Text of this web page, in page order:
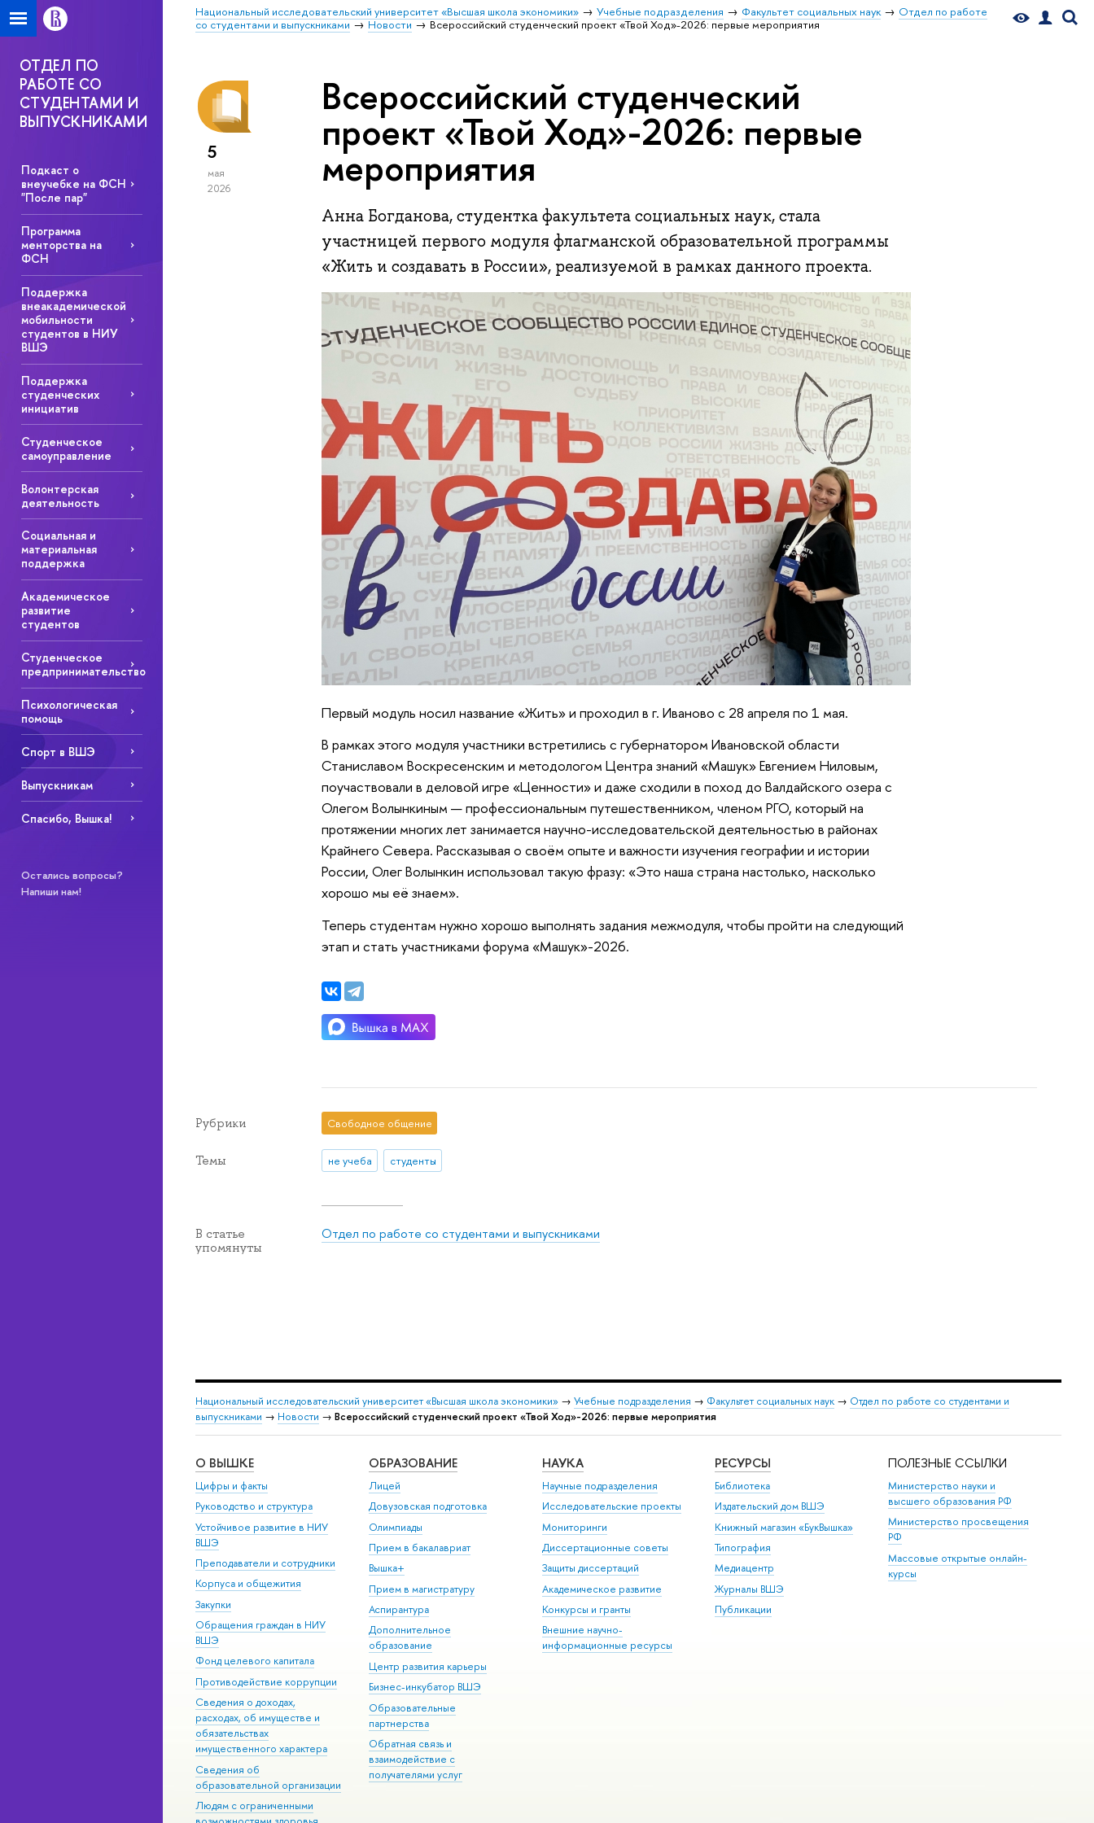
Национальный исследовательский университет «Высшая школа экономики» Учебные подразделения Факультет социальных наук
Отдел по работе
со студентами и выпускниками
Новости Всероссийский студенческий проект «Твой Ход»-2026: первые мероприятия
ОТДЕЛ ПО
РАБОТЕ СО
СТУДЕНТАМИ И
ВЫПУСКНИКАМИ
Подкаст о
внеучебке на ФСН
"После пар"
Программа
менторства на
ФСН
Поддержка
внеакадемической
мобильности
студентов в НИУ
ВШЭ
Поддержка
студенческих
инициатив
Студенческое
самоуправление
Волонтерская
деятельность
Социальная и
материальная
поддержка
Академическое
развитие
студентов
Студенческое
предпринимательство
Психологическая
помощь
Спорт в ВШЭ
Выпускникам
Спасибо, Вышка!
Остались вопросы?
Напиши нам!
5
мая
2026
Всероссийский студенческий
проект «Твой Ход»-2026: первые
мероприятия
Анна Богданова, студентка факультета социальных наук, стала
участницей первого модуля флагманской образовательной программы
«Жить и создавать в России», реализуемой в рамках данного проекта.
Первый модуль носил название «Жить» и проходил в г. Иваново с 28 апреля по 1 мая.
В рамках этого модуля участники встретились с губернатором Ивановской области
Станиславом Воскресенским и методологом Центра знаний «Машук» Евгением Ниловым,
поучаствовали в деловой игре «Ценности» и даже сходили в поход до Валдайского озера с
Олегом Волынкиным — профессиональным путешественником, членом РГО, который на
протяжении многих лет занимается научно-исследовательской деятельностью в районах
Крайнего Севера. Рассказывая о своём опыте и важности изучения географии и истории
России, Олег Волынкин использовал такую фразу: «Это наша страна настолько, насколько
хорошо мы её знаем».
Теперь студентам нужно хорошо выполнять задания межмодуля, чтобы пройти на следующий
этап и стать участниками форума «Машук»-2026.
Рубрики Свободное общение
Темы не учеба студенты
В статье
упомянуты
Отдел по работе со студентами и выпускниками
Национальный исследовательский университет «Высшая школа экономики» → Учебные подразделения → Факультет социальных наук → Отдел по работе со студентами и
выпускниками → Новости → Всероссийский студенческий проект «Твой Ход»-2026: первые мероприятия
О ВЫШКЕ
Цифры и факты
Руководство и структура
Устойчивое развитие в НИУ
ВШЭ
Преподаватели и сотрудники
Корпуса и общежития
Закупки
Обращения граждан в НИУ
ВШЭ
Фонд целевого капитала
Противодействие коррупции
Сведения о доходах,
расходах, об имуществе и
обязательствах
имущественного характера
Сведения об
образовательной организации
Людям с ограниченными
ОБРАЗОВАНИЕ
Лицей
Довузовская подготовка
Олимпиады
Прием в бакалавриат
Вышка+
Прием в магистратуру
Аспирантура
Дополнительное
образование
Центр развития карьеры
Бизнес-инкубатор ВШЭ
Образовательные
партнерства
Обратная связь и
взаимодействие с
получателями услуг
НАУКА
Научные подразделения
Исследовательские проекты
Мониторинги
Диссертационные советы
Защиты диссертаций
Академическое развитие
Конкурсы и гранты
Внешние научно-
информационные ресурсы
РЕСУРСЫ
Библиотека
Издательский дом ВШЭ
Книжный магазин «БукВышка»
Типография
Медиацентр
Журналы ВШЭ
Публикации
ПОЛЕЗНЫЕ ССЫЛКИ
Министерство науки и
высшего образования РФ
Министерство просвещения
РФ
Массовые открытые онлайн-
курсы